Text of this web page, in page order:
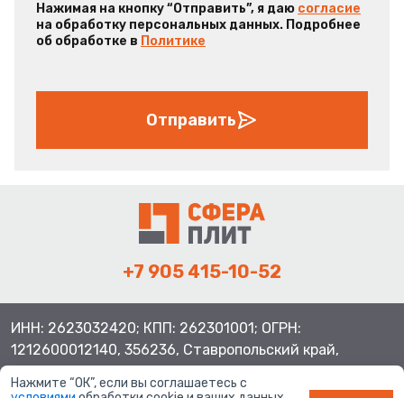
Нажимая на кнопку “Отправить”, я даю согласие
на обработку персональных данных. Подробнее
об обработке в Политике
Отправить
+7 905 415-10-52
ИНН: 2623032420; КПП: 262301001; ОГРН:
1212600012140, 356236, Ставропольский край,
Шпаковский район, с.Верхнерусское, ул.Батайская 3
Нажмите “ОК”, если вы соглашаетесь с